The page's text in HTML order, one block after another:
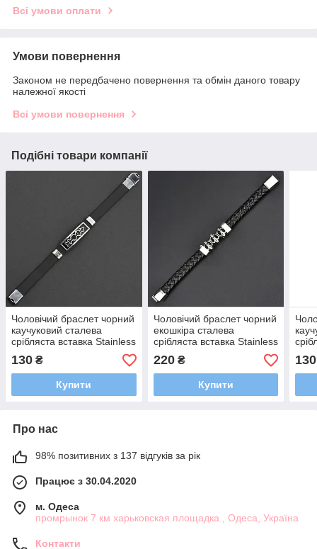
Всі умови оплати
Умови повернення
Законом не передбачено повернення та обмін даного товару
належної якості
Всі умови повернення
Подібні товари компанії
Чоловічий браслет чорний
каучуковий сталева
срібляста вставка Stainless
Steel серця довжина 22 см
ширина 12 мм
130 ₴
Купити
Чоловічий браслет чорний
екошкіра сталева
срібляста вставка Stainless
Steel довжина 21 см
ширина 12 мм
220₴
Купити
130
Про нас
98% позитивних з 137 відгуків за рік
Працює з 30.04.2020
м. Одеса
промрынок 7 км харьковская площадка , Одеса, Україна
Контакти